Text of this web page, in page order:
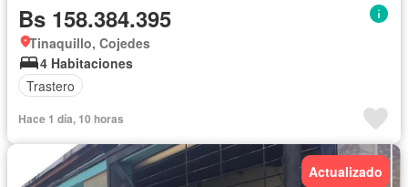
Bs 158.384.395
Tinaquillo, Cojedes
4 Habitaciones
Trastero
Hace 1 día, 10 horas
Actualizado